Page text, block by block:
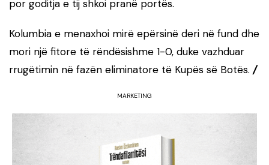
por goditja e tij shkoi pranë portës.
Kolumbia e menaxhoi mirë epërsinë deri në fund dhe
mori një fitore të rëndësishme 1-0, duke vazhduar
rrugëtimin në fazën eliminatore të Kupës së Botës. /
MARKETING